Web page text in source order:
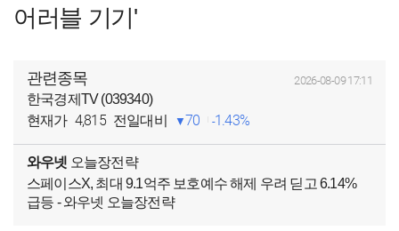
어러블 기기'
관련종목 2026-08-09 17:11
한국경제TV (039340)
현재가 4,815 전일대비 70 1.43%
와우넷 오늘장전략
스페이스X, 최대 9.1억주 보호예수 해제 우려 딛고 6.14%
급등 - 와우넷 오늘장전략